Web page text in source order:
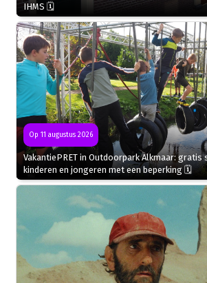
IHMS 🗓
Op 11 augustus 2026
VakantiePRET in Outdoorpark Alkmaar:
kinderen en jongeren met een beperking 🗓